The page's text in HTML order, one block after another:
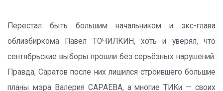
Перестал быть большим начальником и экс-глава
облизбиркома Павел ТОЧИЛКИН, хоть и уверял, что
сентябрьские выборы прошли без серьёзных нарушений.
Правда, Саратов после них лишился строившего большие
планы мэра Валерия САРАЕВА, а многие ТИКи — своих